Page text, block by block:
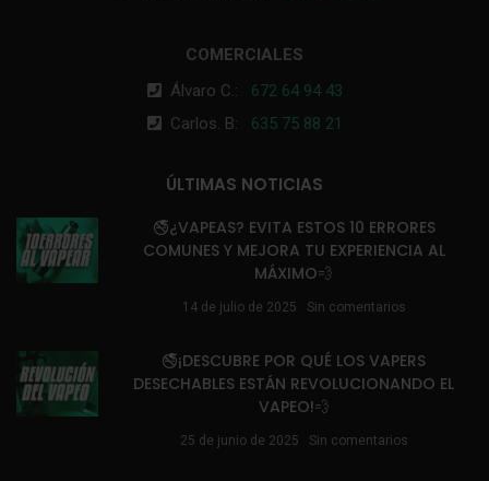
COMERCIALES
Álvaro C.: 672 64 94 43
Carlos. B: 635 75 88 21
ÚLTIMAS NOTICIAS
🚭¿VAPEAS? EVITA ESTOS 10 ERRORES
COMUNES Y MEJORA TU EXPERIENCIA AL
MÁXIMO💨
14 de julio de 2025 Sin comentarios
🚭¡DESCUBRE POR QUÉ LOS VAPERS
DESECHABLES ESTÁN REVOLUCIONANDO EL
VAPEO!💨
25 de junio de 2025 Sin comentarios